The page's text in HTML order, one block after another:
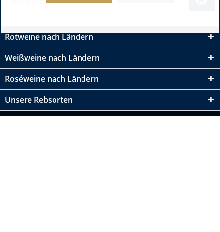
Rotweine nach Ländern
Weißweine nach Ländern
Roséweine nach Ländern
Unsere Rebsorten